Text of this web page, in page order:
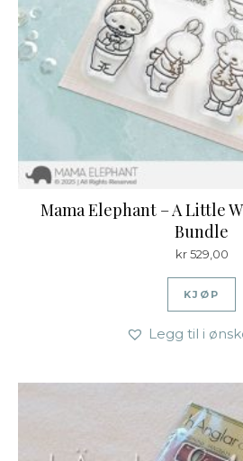
Mama Elephant – A Little
Bundle
kr529,00
KJØP
Legg til i